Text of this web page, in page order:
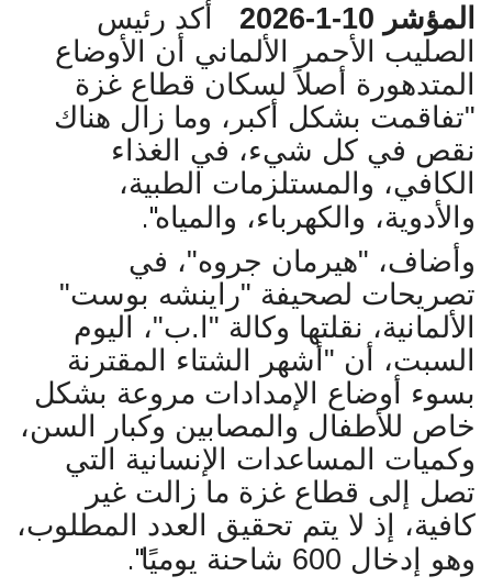
الإقتصاد
السياسة
الشروط والأحكام
عن المؤشر
اخبار الشركات
الاخبار الدولية
الاخبار المحلية
رياضة
المؤشر 10-1-2026
أكد رئيس
الصليب الأحمر الألماني أن الأوضاع
المتدهورة أصلاً لسكان قطاع غزة
"تفاقمت بشكل أكبر، وما زال هناك
نقص في كل شيء، في الغذاء
الكافي، والمستلزمات الطبية،
والأدوية، والكهرباء، والمياه".
وأضاف، "هيرمان جروه"، في
تصريحات لصحيفة "راينشه بوست"
الألمانية، نقلتها وكالة "ا.ب"، اليوم
السبت، أن "أشهر الشتاء المقترنة
بسوء أوضاع الإمدادات مروعة بشكل
خاص للأطفال والمصابين وكبار السن،
وكميات المساعدات الإنسانية التي
تصل إلى قطاع غزة ما زالت غير
كافية، إذ لا يتم تحقيق العدد المطلوب،
وهو إدخال 600 شاحنة يوميًا
".